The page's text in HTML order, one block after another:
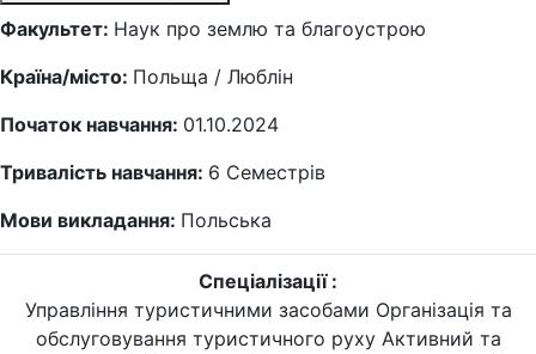
Факультет: Наук про землю та благоустрою
Країна/місто: Польща / Люблін
Початок навчання: 01.10.2024
Тривалість навчання: 6 Семестрів
Мови викладання: Польська
Спеціалізації :
Управління туристичними засобами Організація та
обслуговування туристичного руху Активний та